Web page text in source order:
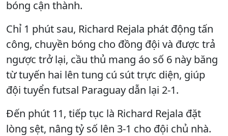
bóng cận thành.
Chỉ 1 phút sau, Richard Rejala phát động tấn
công, chuyền bóng cho đồng đội và được trả
ngược trở lại, cầu thủ mang áo số 6 này băng
từ tuyến hai lên tung cú sút trực diện, giúp
đội tuyển futsal Paraguay dẫn lại 2-1.
Đến phút 11, tiếp tục là Richard Rejala đặt
lòng sệt, nâng tỷ số lên 3-1 cho đội chủ nhà.